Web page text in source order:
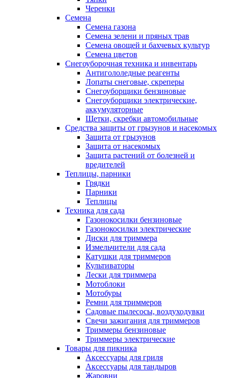
Черенки
Семена
Семена газона
Семена зелени и пряных трав
Семена овощей и бахчевых культур
Семена цветов
Снегоуборочная техника и инвентарь
Антигололедные реагенты
Лопаты снеговые, скреперы
Снегоуборщики бензиновые
Снегоуборщики электрические,
аккумуляторные
Щетки, скребки автомобильные
Средства защиты от грызунов и насекомых
Защита от грызунов
Защита от насекомых
Защита растений от болезней и
вредителей
Теплицы, парники
Грядки
Парники
Теплицы
Техника для сада
Газонокосилки бензиновые
Газонокосилки электрические
Диски для триммера
Измельчители для сада
Катушки для триммеров
Культиваторы
Лески для триммера
Мотоблоки
Мотобуры
Ремни для триммеров
Садовые пылесосы, воздуходувки
Свечи зажигания для триммеров
Триммеры бензиновые
Триммеры электрические
Товары для пикника
Аксессуары для гриля
Аксессуары для тандыров
Жаровни